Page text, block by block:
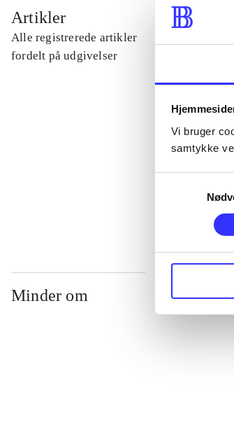
Vi bruger
samtykke
Artikler
Alle registrerede artikler
fordelt på udgivelser
Minder om